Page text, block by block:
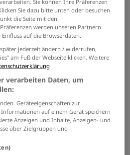
in Gangelt
JOBS PER E-MAIL
SIE IHRE SUCHE EIN
(m/w/d)
Aachen
(m/w/d)
Sie können Ihre Präferenzen
Sie dazu bitte unten oder besuchen
die Seite mit den
werden unseren Partnern
auf die Browserdaten.
jederzeit ändern / widerrufen,
am Fuß der Webseite klicken. Weitere
verarbeiten Daten, um
Geräteeigenschaften zur
auf einem Gerät speichern
Anzeigen und Inhalte, Anzeigen- und
über Zielgruppen und